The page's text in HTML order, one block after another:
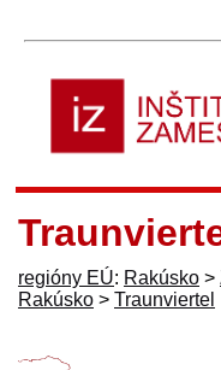
regióny EÚ: Rakúsko >
Rakúsko > Traunviertel